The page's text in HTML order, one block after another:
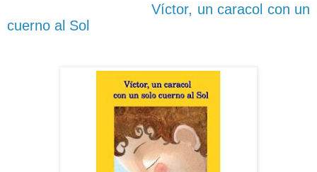
Víctor, un caracol con un
cuerno al Sol